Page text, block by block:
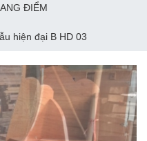
ĐIỂM
hiện đại B HD 03